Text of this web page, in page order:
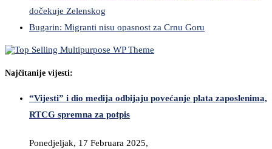
dočekuje Zelenskog
Bugarin: Migranti nisu opasnost za Crnu Goru
Najčitanije vijesti:
“Vijesti” i dio medija odbijaju povećanje plata zaposlenima,
RTCG spremna za potpis
Ponedjeljak, 17 Februara 2025,